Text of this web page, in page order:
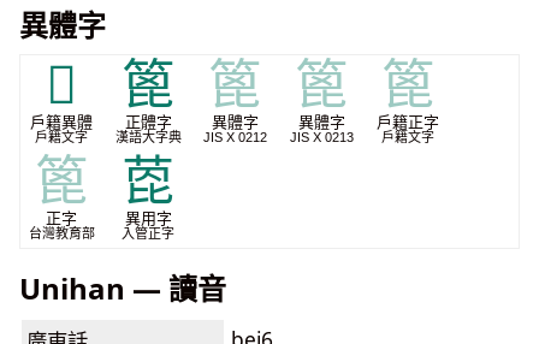
異體字
𫞾
戶籍異體
戶籍文字
篦
正體字
漢語大字典
篦
異體字
JIS X 0212
篦
異體字
JIS X 0213
篦
戶籍正字
戶籍文字
篦
正字
台灣教育部
萞
異用字
入管正字
Unihan — 讀音